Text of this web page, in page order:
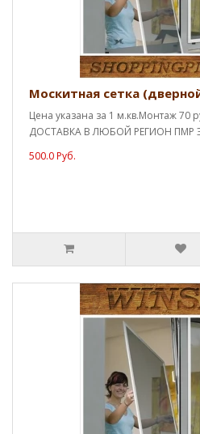
Москитная сетка
Цена указана за 1 м.кв.Монтаж
ДОСТАВКА В ЛЮБОЙ РЕГИОН ПМР
500.0 Руб.